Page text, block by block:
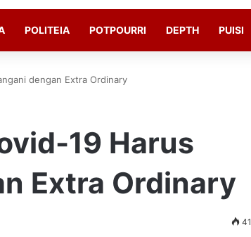
POLITEIA POTPOURRI DEPTH PUISI
dengan Extra Ordinary
19 Harus
Extra Ordinary
41